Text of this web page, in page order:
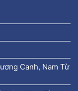
Canh, Nam Từ